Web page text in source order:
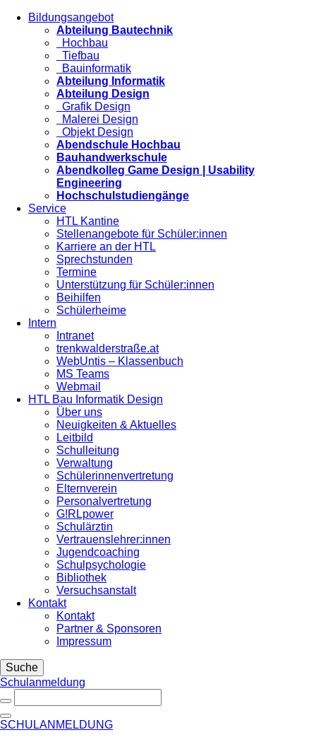
Bildungsangebot
Abteilung Bautechnik
Hochbau
Tiefbau
Bauinformatik
Abteilung Informatik
Abteilung Design
Grafik Design
Malerei Design
Objekt Design
Abendschule Hochbau
Bauhandwerkschule
Abendkolleg Game Design | Usability
Engineering
Hochschulstudiengänge
Service
HTL Kantine
Stellenangebote für Schüler:innen
Karriere an der HTL
Sprechstunden
Termine
Unterstützung für Schüler:innen
Beihilfen
Schülerheime
Intern
Intranet
trenkwalderstraße.at
WebUntis – Klassenbuch
MS Teams
Webmail
HTL Bau Informatik Design
Über uns
Neuigkeiten & Aktuelles
Leitbild
Schulleitung
Verwaltung
Schülerinnenvertretung
Elternverein
Personalvertretung
G!RLpower
Schulärztin
Vertrauenslehrer:innen
Jugendcoaching
Schulpsychologie
Bibliothek
Versuchsanstalt
Kontakt
Kontakt
Partner & Sponsoren
Impressum
Suche
Schulanmeldung
SCHULANMELDUNG